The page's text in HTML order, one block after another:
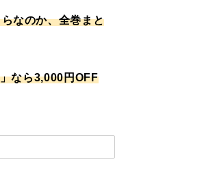
なのか、全巻まと
」なら3,000円OFF